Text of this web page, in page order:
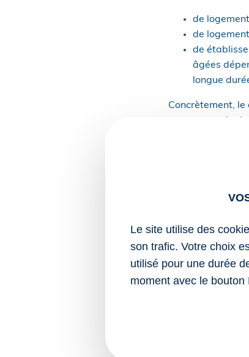
de
de
de
âgées
longue
Concrètement, le
d’un e-
Le forfait du
composition du
Si un ménage
(ASP) avant le
Le site utilise des
son trafic. Votre choix
utilisé pour une durée
moment avec le